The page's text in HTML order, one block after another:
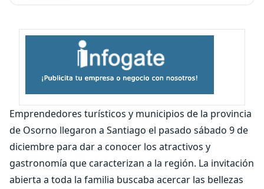
Emprendedores turísticos y municipios de la provincia
de Osorno llegaron a Santiago el pasado sábado 9 de
diciembre para dar a conocer los atractivos y
gastronomía que caracterizan a la región. La invitación
abierta a toda la familia buscaba acercar las bellezas